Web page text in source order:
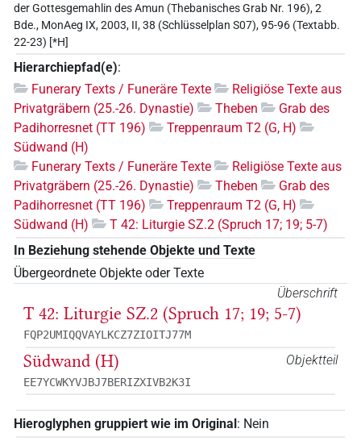
der Gottesgemahlin des Amun (Thebanisches Grab Nr. 196), 2
Bde., MonAeg IX, 2003, II, 38 (Schlüsselplan S07), 95-96 (Textabb.
22-23) [*H]
Hierarchiepfad(e):
Funerary Texts / Funeräre Texte
Religiöse Texte aus
Privatgräbern (25.-26. Dynastie)
Theben
Grab des
Padihorresnet (TT 196)
Treppenraum T2 (G, H)
Südwand (H)
Funerary Texts / Funeräre Texte
Religiöse Texte aus
Privatgräbern (25.-26. Dynastie)
Theben
Grab des
Padihorresnet (TT 196)
Treppenraum T2 (G, H)
Südwand (H)
T 42: Liturgie SZ.2 (Spruch 17; 19; 5-7)
In Beziehung stehende Objekte und Texte
Übergeordnete Objekte oder Texte
Überschrift
T 42: Liturgie SZ.2 (Spruch 17; 19; 5-7)
FQP2UMIQQVAYLKCZ7ZIOITJ77M
Objektteil
Südwand (H)
EE7YCWKYVJBJ7BERIZXIVB2K3I
Hieroglyphen gruppiert wie im Original: Nein